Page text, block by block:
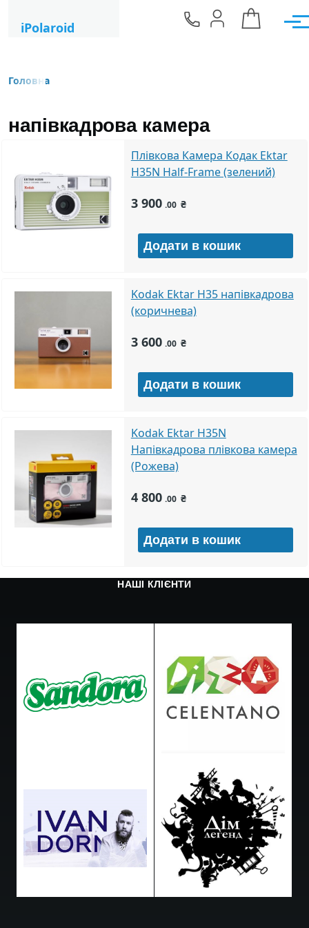
iPolaroid
Рядок навіґації
Головна
напівкадрова камера
Плівкова Камера Кодак Ektar
H35N Half-Frame (зелений)
3 900 .00 ₴
Kodak Ektar H35 напівкадрова
(коричнева)
3 600 .00 ₴
Kodak Ektar H35N
Напівкадрова плівкова камера
(Рожева)
4 800 .00 ₴
НАШІ КЛІЄНТИ